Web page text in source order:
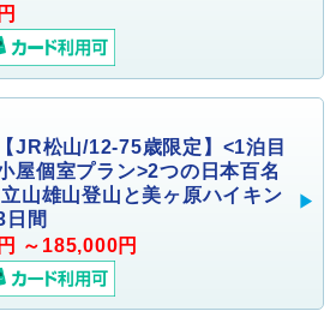
JR松山/12-75歳限定】<1泊目
屋個室プラン>2つの日本百名
山雄山登山と美ヶ原ハイキン
日間
～185,000円